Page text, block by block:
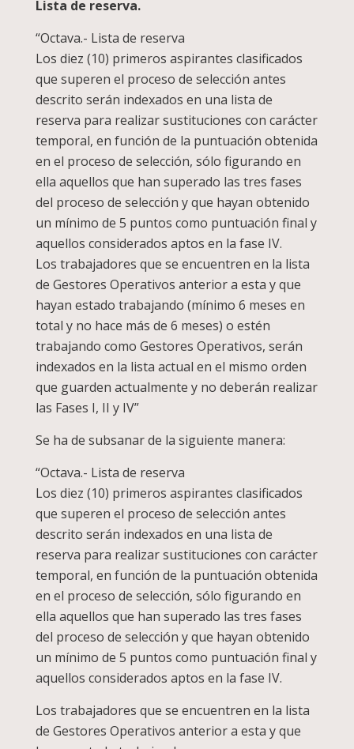
Lista de reserva.
“Octava.- Lista de reserva
Los diez (10) primeros aspirantes clasificados
que superen el proceso de selección antes
descrito serán indexados en una lista de
reserva para realizar sustituciones con carácter
temporal, en función de la puntuación obtenida
en el proceso de selección, sólo figurando en
ella aquellos que han superado las tres fases
del proceso de selección y que hayan obtenido
un mínimo de 5 puntos como puntuación final y
aquellos considerados aptos en la fase IV.
Los trabajadores que se encuentren en la lista
de Gestores Operativos anterior a esta y que
hayan estado trabajando (mínimo 6 meses en
total y no hace más de 6 meses) o estén
trabajando como Gestores Operativos, serán
indexados en la lista actual en el mismo orden
que guarden actualmente y no deberán realizar
las Fases I, II y IV”
Se ha de subsanar de la siguiente manera:
“Octava.- Lista de reserva
Los diez (10) primeros aspirantes clasificados
que superen el proceso de selección antes
descrito serán indexados en una lista de
reserva para realizar sustituciones con carácter
temporal, en función de la puntuación obtenida
en el proceso de selección, sólo figurando en
ella aquellos que han superado las tres fases
del proceso de selección y que hayan obtenido
un mínimo de 5 puntos como puntuación final y
aquellos considerados aptos en la fase IV.
Los trabajadores que se encuentren en la lista
de Gestores Operativos anterior a esta y que